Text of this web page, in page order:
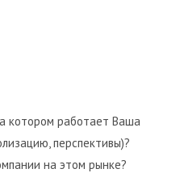
котором работает Ваша
перспективы)?
на этом рынке?